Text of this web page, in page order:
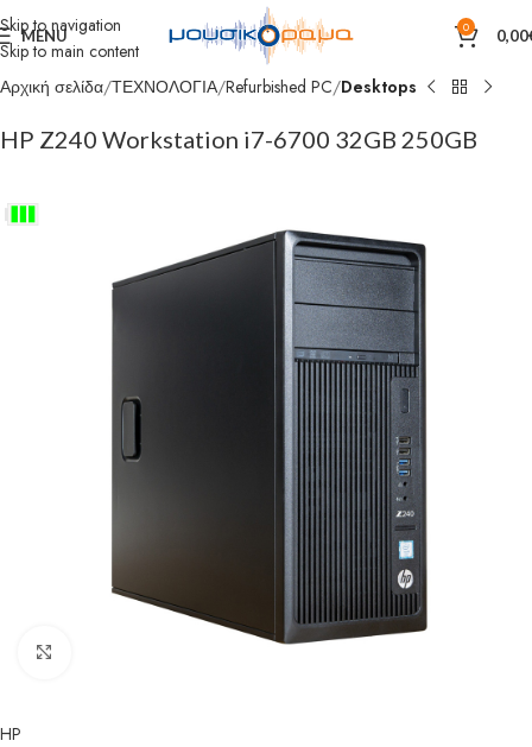
Skip to navigation
Skip to main content
MENU 0 0,00
Αρχική σελίδα ΤΕΧΝΟΛΟΓΙΑ Refurbished PC Desktops
HP Z240 Workstation i7-6700 32GB 250GB
HP